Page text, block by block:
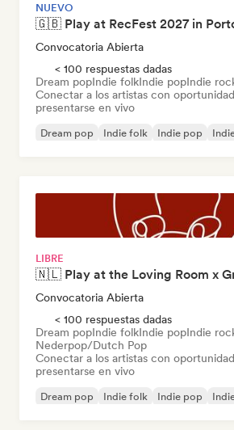
NUEVO
🇬🇧 Play at RecFest 2027 in
Convocatoria Abierta
< 100 respuestas dadas
Dream popIndie folkIndie popIndie
Conectar a los artistas con
presentarse en vivo
Dream pop Indie folk Indie pop
LIBRE
Convocatoria Abierta
< 100 respuestas dadas
Dream popIndie folkIndie popIndie
Nederpop/Dutch Pop
Conectar a los artistas con
presentarse en vivo
Dream pop Indie folk Indie pop